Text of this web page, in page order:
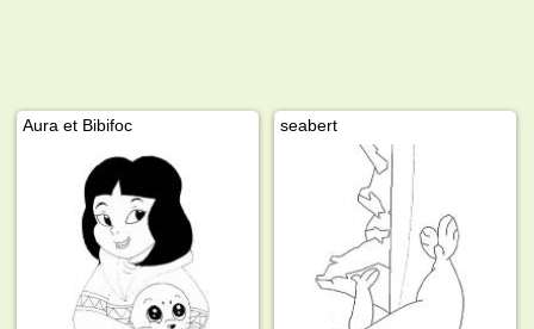
Aura et Bibifoc seabert